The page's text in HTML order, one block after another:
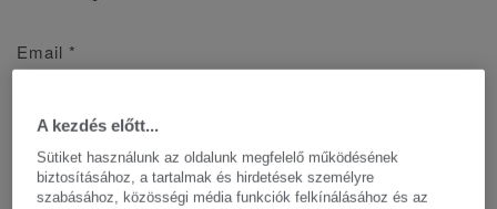
Email *
Név*
A kezdés előtt...
Sütiket használunk az oldalunk megfelelő működésének
biztosításához, a tartalmak és hirdetések személyre
szabásához, közösségi média funkciók felkínálásához és az